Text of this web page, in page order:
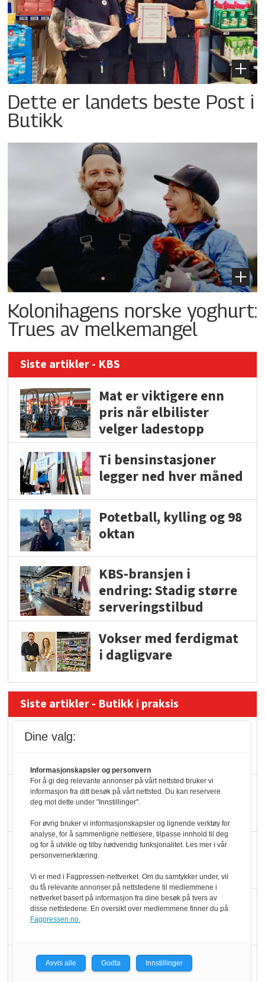
Dette er landets beste Post i
Butikk
Kolonihagens norske yoghurt:
Trues av melkemangel
Siste artikler - KBS
Mat er viktigere enn
pris når elbilister
velger ladestopp
Ti bensinstasjoner
legger ned hver måned
Potetball, kylling og 98
oktan
KBS-bransjen i
endring: Stadig større
serveringstilbud
Vokser med ferdigmat
i dagligvare
Siste artikler - Butikk i praksis
Slik opprettholdes
ølsalget
Færre varer, men fulle
KI lager mat i butikken
Q passerte 1 milliard i
Dine valg:
Informasjonskapsler og personvern
For å gi deg relevante annonser på vårt nettsted bruker vi
informasjon fra ditt besøk på vårt nettsted. Du kan reservere
deg mot dette under "Innstillinger".
For øvrig bruker vi informasjonskapsler og lignende verktøy for
analyse, for å sammenligne nettlesere, tilpasse innhold til deg
og for å utvikle og tilby nødvendig funksjonalitet. Les mer i vår
personvernerklæring.
Vi er med i Fagpressen-nettverket. Om du samtykker under, vil
du få relevante annonser på nettstedene til medlemmene i
nettverket basert på informasjon fra dine besøk på tvers av
disse nettstedene. En oversikt over medlemmene finner du på
Fagpressen.no.
Avvis alle Godta Innstillinger